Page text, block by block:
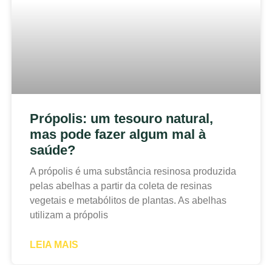
Própolis: um tesouro natural,
mas pode fazer algum mal à
saúde?
A própolis é uma substância resinosa produzida
pelas abelhas a partir da coleta de resinas
vegetais e metabólitos de plantas. As abelhas
utilizam a própolis
LEIA MAIS